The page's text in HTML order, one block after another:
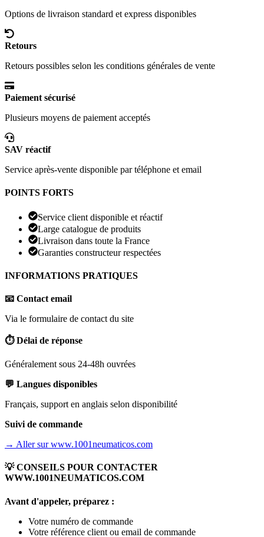
Options de livraison standard et express disponibles
Retours
Retours possibles selon les conditions générales de vente
Paiement sécurisé
Plusieurs moyens de paiement acceptés
SAV réactif
Service après-vente disponible par téléphone et email
POINTS FORTS
Service client disponible et réactif
Large catalogue de produits
Livraison dans toute la France
Garanties constructeur respectées
INFORMATIONS PRATIQUES
📧 Contact email
Via le formulaire de contact du site
⏱️ Délai de réponse
Généralement sous 24-48h ouvrées
💬 Langues disponibles
Français, support en anglais selon disponibilité
Suivi de commande
→ Aller surwww.1001neumaticos.com
💡 CONSEILS POUR CONTACTER
WWW.1001NEUMATICOS.COM
Avant d'appeler, préparez :
Votre numéro de commande
Votre référence client ou email de commande